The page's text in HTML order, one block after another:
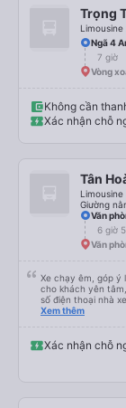
chiều rộng hẹp
lời cảm ơn sâu
Chí Minh đến Nha
thân thiện. đặc
ta). chúng tôi
buýt dừng dọc
tôi thấy ở các
tương tự và chúng
Trọng
Ngã 4
7 giờ
Vòng
Không cần
Xác nhận chỗ
Tân
Giường
Văn
6 giờ
Văn
Xe chạy êm, góp ý
cho khách yên
số điện thoại nhà
khách hàng
Xem thêm
Xác nhận chỗ